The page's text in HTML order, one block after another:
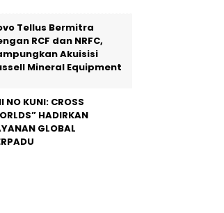
Tellus Bermitra
RCF dan NRFC,
Akuisisi
Mineral Equipment
NO KUNI: CROSS
HADIRKAN
GLOBAL